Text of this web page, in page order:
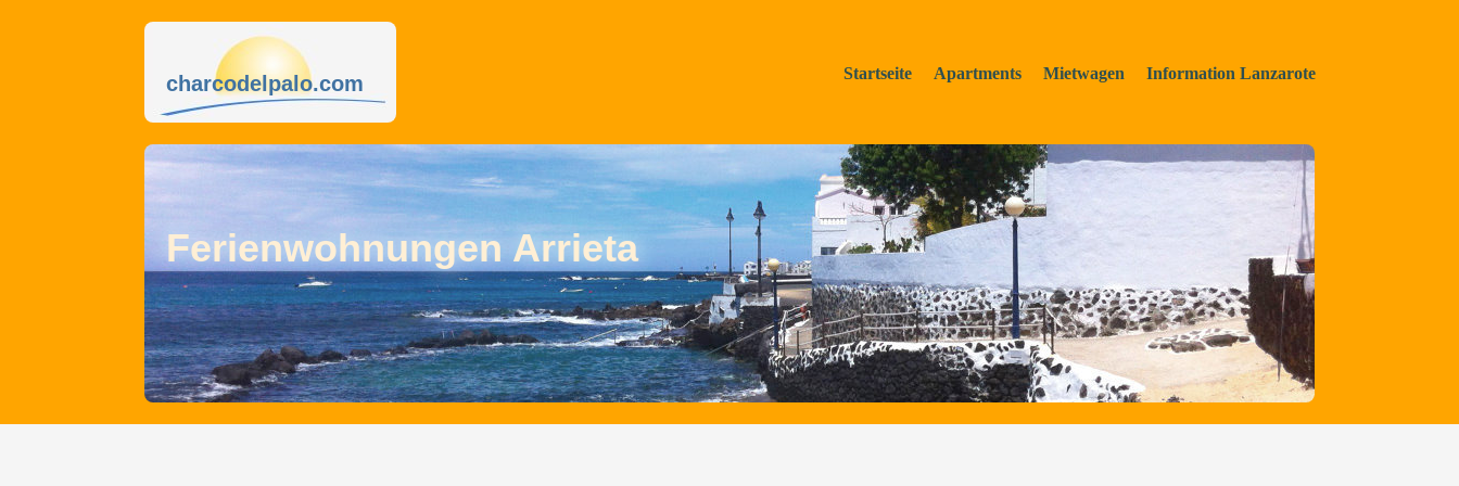
Startseite Apartments Mietwagen Information Lanzarote
charcodelpalo.com
Ferienwohnungen Arrieta